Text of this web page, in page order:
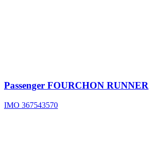
Passenger FOURCHON RUNNER
IMO 367543570